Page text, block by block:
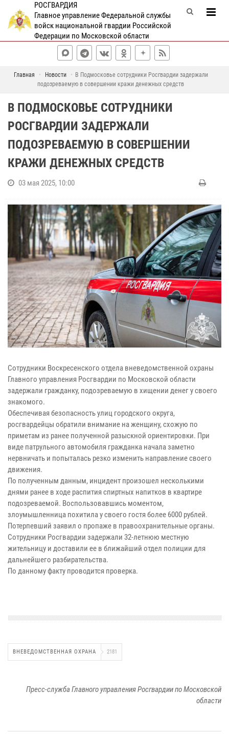
РОСГВАРДИЯ
Главное управление Федеральной службы
войск национальной гвардии Российской
Федерации по Московской области
Главная Новости
В Подмосковье сотрудники Росгвардии задержали
подозреваемую в совершении кражи денежных средств
В ПОДМОСКОВЬЕ СОТРУДНИКИ
РОСГВАРДИИ ЗАДЕРЖАЛИ
ПОДОЗРЕВАЕМУЮ В СОВЕРШЕНИИ
КРАЖИ ДЕНЕЖНЫХ СРЕДСТВ
03 мая 2025, 10:00
Сотрудники Воскресенского отдела вневедомственной охраны
Главного управления Росгвардии по Московской области
задержали гражданку, подозреваемую в хищении денег у своего
знакомого.
Обеспечивая безопасность улиц городского округа,
росгвардейцы обратили внимание на женщину, схожую по
приметам из ранее полученной разыскной ориентировки. При
виде патрульного автомобиля гражданка начала заметно
нервничать и попыталась резко изменить направление своего
движения.
По полученным данным, инцидент произошел несколькими
днями ранее в ходе распития спиртных напитков в квартире
подозреваемой. Воспользовавшись моментом,
злоумышленница похитила у своего гостя более 6000 рублей.
Потерпевший заявил о пропаже в правоохранительные органы.
Сотрудники Росгвардии задержали 32-летнюю местную
жительницу и доставили ее в ближайший отдел полиции для
дальнейшего разбирательства.
По данному факту проводится проверка.
ВНЕВЕДОМСТВЕННАЯ ОХРАНА 2181
Пресс-служба Главного управления Росгвардии по Московской
области